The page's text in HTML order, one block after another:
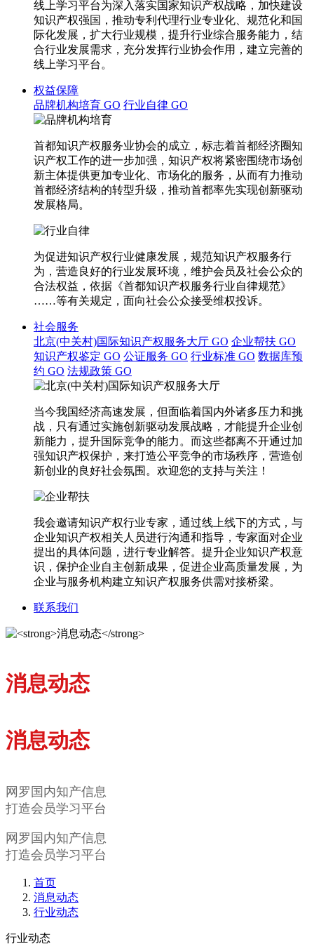
线上学习平台为深入落实国家知识产权战略，加快建设
知识产权强国，推动专利代理行业专业化、规范化和国
际化发展，扩大行业规模，提升行业综合服务能力，结
合行业发展需求，充分发挥行业协会作用，建立完善的
线上学习平台。
权益保障
品牌机构培育 GO 行业自律 GO
首都知识产权服务业协会的成立，标志着首都经济圈知
识产权工作的进一步加强，知识产权将紧密围绕市场创
新主体提供更加专业化、市场化的服务，从而有力推动
首都经济结构的转型升级，推动首都率先实现创新驱动
发展格局。
为促进知识产权行业健康发展，规范知识产权服务行
为，营造良好的行业发展环境，维护会员及社会公众的
合法权益，依据《首都知识产权服务行业自律规范》
……等有关规定，面向社会公众接受维权投诉。
社会服务
北京(中关村)国际知识产权服务大厅 GO 企业帮扶 GO
知识产权鉴定 GO 公证服务 GO 行业标准 GO 数据库预
约 GO 法规政策 GO
当今我国经济高速发展，但面临着国内外诸多压力和挑
战，只有通过实施创新驱动发展战略，才能提升企业创
新能力，提升国际竞争的能力。而这些都离不开通过加
强知识产权保护，来打造公平竞争的市场秩序，营造创
新创业的良好社会氛围。欢迎您的支持与关注！
我会邀请知识产权行业专家，通过线上线下的方式，与
企业知识产权相关人员进行沟通和指导，专家面对企业
提出的具体问题，进行专业解答。提升企业知识产权意
识，保护企业自主创新成果，促进企业高质量发展，为
企业与服务机构建立知识产权服务供需对接桥梁。
联系我们
消息动态
消息动态
网罗国内知产信息
打造会员学习平台
网罗国内知产信息
打造会员学习平台
首页
消息动态
行业动态
行业动态